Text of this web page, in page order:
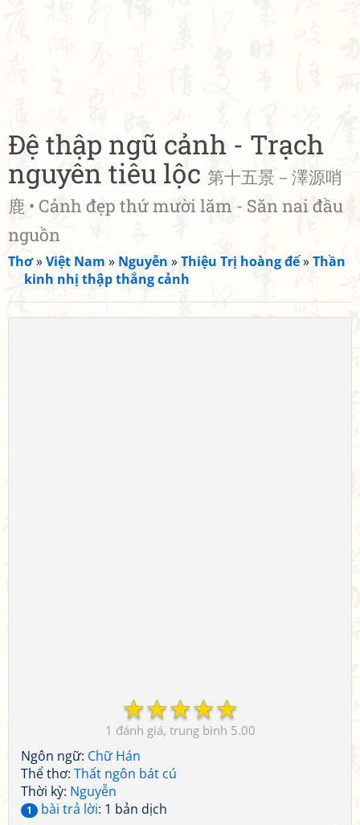
Đệ thập ngũ cảnh - Trạch
nguyên tiêu lộc 第十五景－澤源哨
鹿 • Cảnh đẹp thứ mười lăm - Săn nai đầu
nguồn
Thơ»Việt Nam » Nguyễn »Thiệu Trị hoàng đế»Thần
kinh nhị thập thắng cảnh
☆
☆
☆
☆
☆
1 5.00
Ngôn ngữ: Chữ Hán
Thể thơ: Thất ngôn bát cú
Thời kỳ: Nguyễn
1 bài trả lời: 1 bản dịch